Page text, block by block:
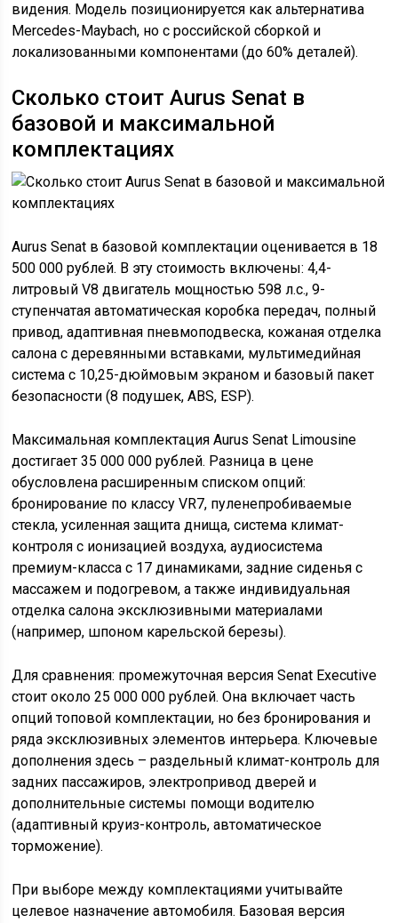
видения. Модель позиционируется как альтернатива
Mercedes-Maybach, но с российской сборкой и
локализованными компонентами (до 60% деталей).
Сколько стоит Aurus Senat в
базовой и максимальной
комплектациях
Aurus Senat в базовой комплектации оценивается в 18
500 000 рублей. В эту стоимость включены: 4,4-
литровый V8 двигатель мощностью 598 л.с., 9-
ступенчатая автоматическая коробка передач, полный
привод, адаптивная пневмоподвеска, кожаная отделка
салона с деревянными вставками, мультимедийная
система с 10,25-дюймовым экраном и базовый пакет
безопасности (8 подушек, ABS, ESP).
Максимальная комплектация Aurus Senat Limousine
достигает 35 000 000 рублей. Разница в цене
обусловлена расширенным списком опций:
бронирование по классу VR7, пуленепробиваемые
стекла, усиленная защита днища, система климат-
контроля с ионизацией воздуха, аудиосистема
премиум-класса с 17 динамиками, задние сиденья с
массажем и подогревом, а также индивидуальная
отделка салона эксклюзивными материалами
(например, шпоном карельской березы).
Для сравнения: промежуточная версия Senat Executive
стоит около 25 000 000 рублей. Она включает часть
опций топовой комплектации, но без бронирования и
ряда эксклюзивных элементов интерьера. Ключевые
дополнения здесь – раздельный климат-контроль для
задних пассажиров, электропривод дверей и
дополнительные системы помощи водителю
(адаптивный круиз-контроль, автоматическое
торможение).
При выборе между комплектациями учитывайте
целевое назначение автомобиля. Базовая версия